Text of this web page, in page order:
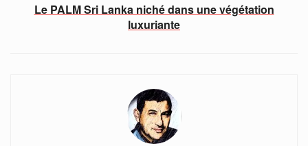
Le PALM Sri Lanka niché dans une végétation
luxuriante